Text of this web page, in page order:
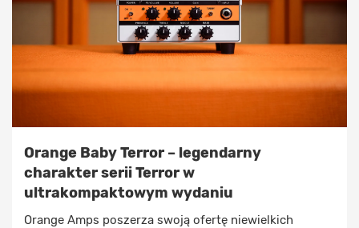
Orange Baby Terror – legendarny
charakter serii Terror w
ultrakompaktowym wydaniu
Orange Amps poszerza swoją ofertę niewielkich